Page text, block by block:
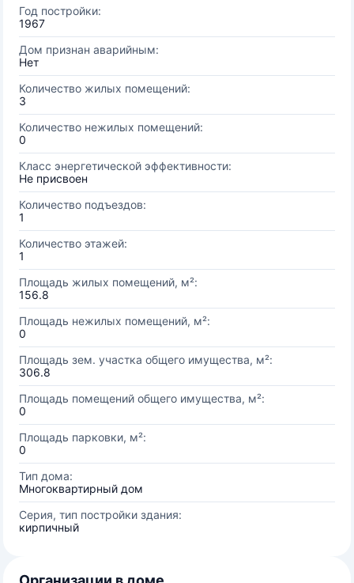
Год постройки:
1967
Дом признан аварийным:
Нет
Количество жилых помещений:
3
Количество нежилых помещений:
0
Класс энергетической эффективности:
Не присвоен
Количество подъездов:
1
Количество этажей:
1
Площадь жилых помещений, м²:
156.8
Площадь нежилых помещений, м²:
0
Площадь зем. участка общего имущества, м²:
306.8
Площадь помещений общего имущества, м²:
0
Площадь парковки, м²:
0
Тип дома:
Многоквартирный дом
Серия, тип постройки здания:
кирпичный